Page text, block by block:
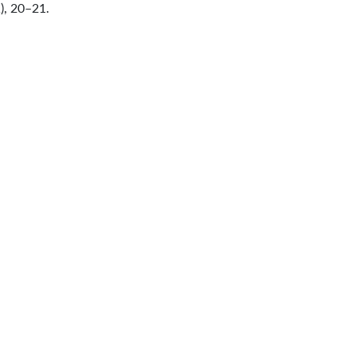
20–21.